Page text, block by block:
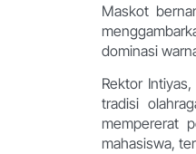
Maskot
dominasi
Rektor
tradisi
mempererat
mahasiswa,